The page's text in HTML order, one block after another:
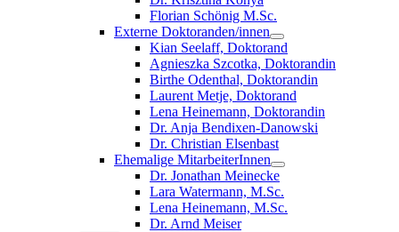
Florian Schönig M.Sc.
Externe Doktoranden/innen
Kian Seelaff, Doktorand
Agnieszka Szcotka, Doktorandin
Birthe Odenthal, Doktorandin
Laurent Metje, Doktorand
Lena Heinemann, Doktorandin
Dr. Anja Bendixen-Danowski
Dr. Christian Elsenbast
Ehemalige MitarbeiterInnen
Dr. Jonathan Meinecke
Lara Watermann, M.Sc.
Lena Heinemann, M.Sc.
Dr. Arnd Meiser